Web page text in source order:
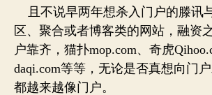
且不说早两年想杀入门户的滕讯
区、聚合或者博客类的网站，融资
户靠齐，猫扑mop.com、奇虎
daqi.com等等，无论是否真想向门
都越来越像门户。